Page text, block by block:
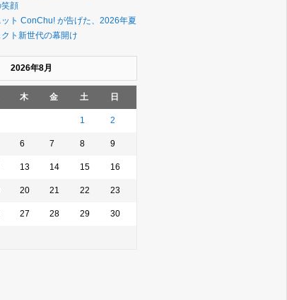
顔
ト ConChu! が告げた、2026年夏
ト新世代の幕開け
2026年8月
木 金 土 日
1 2
6 7 8 9
13 14 15 16
20 21 22 23
27 28 29 30